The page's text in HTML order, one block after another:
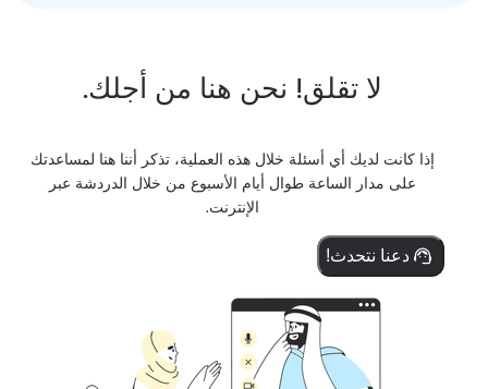
لا تقلق! نحن هنا من أجلك.
إذا كانت لديك أي أسئلة خلال هذه العملية، تذكر أننا هنا لمساعدتك
على مدار الساعة طوال أيام الأسبوع من خلال الدردشة عبر
الإنترنت.
دعنا نتحدث!